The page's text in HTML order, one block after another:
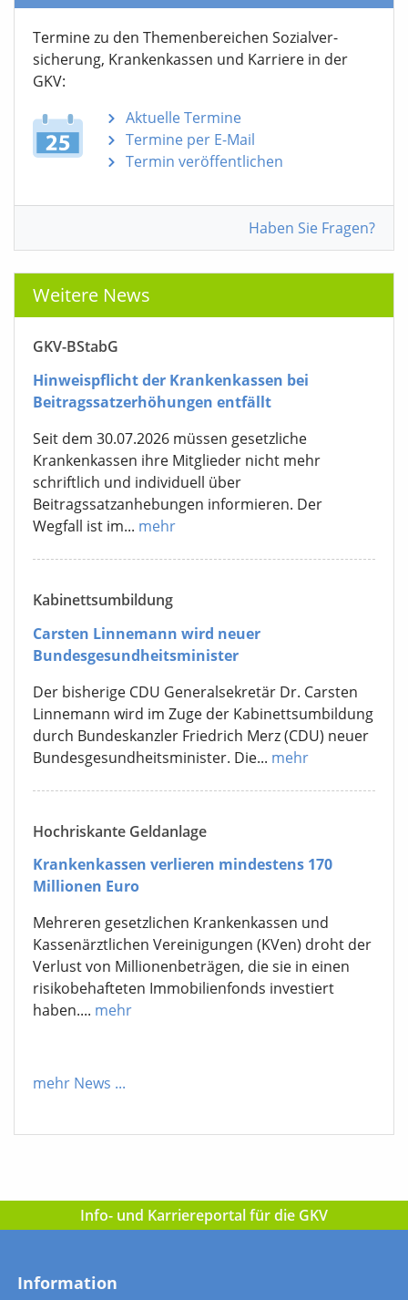
Termine zu den Themen­bereichen Sozialver­
sicherung, Krankenkassen und Karriere in der
GKV:
Aktuelle Termine
Termine per E-Mail
Termin veröffentlichen
Haben Sie Fragen?
Weitere News
GKV-BStabG
Hinweispflicht der Krankenkassen bei
Beitragssatzerhöhungen entfällt
Seit dem 30.07.2026 müssen gesetzliche
Krankenkassen ihre Mitglieder nicht mehr
schriftlich und individuell über
Beitragssatzanhebungen informieren. Der
Wegfall ist im... mehr
Kabinettsumbildung
Carsten Linnemann wird neuer
Bundesgesundheitsminister
Der bisherige CDU Generalsekretär Dr. Carsten
Linnemann wird im Zuge der Kabinettsumbildung
durch Bundeskanzler Friedrich Merz (CDU) neuer
Bundesgesundheitsminister. Die... mehr
Hochriskante Geldanlage
Krankenkassen verlieren mindestens 170
Millionen Euro
Mehreren gesetzlichen Krankenkassen und
Kassenärztlichen Vereinigungen (KVen) droht der
Verlust von Millionenbeträgen, die sie in einen
risikobehafteten Immobilienfonds investiert
haben.... mehr
mehr News ...
Info- und Karriereportal für die GKV
Information